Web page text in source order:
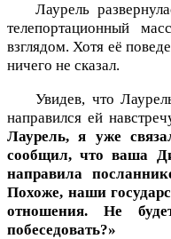
Лаурель
телепортационный
взглядом. Хотя её
ничего не сказал.
Увидев, что
направился ей
Лаурель, я уже
сообщил, что ваша
направила
Похоже, наши
отношения. Не
побеседовать?»